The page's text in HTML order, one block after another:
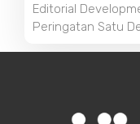
Editorial
Peringatan Satu